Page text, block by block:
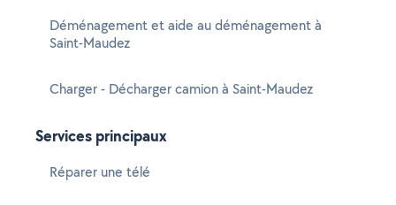
Déménagement et aide au déménagement à
Saint-Maudez
Charger - Décharger camion à Saint-Maudez
Services principaux
Réparer une télé